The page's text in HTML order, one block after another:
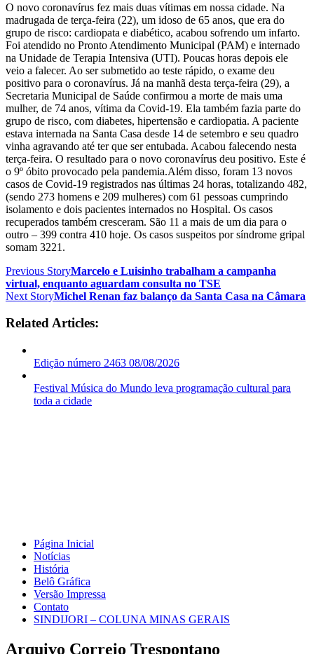
O novo coronavírus fez mais duas vítimas em nossa cidade. Na
madrugada de terça-feira (22), um idoso de 65 anos, que era do
grupo de risco: cardiopata e diabético, acabou sofrendo um infarto.
Foi atendido no Pronto Atendimento Municipal (PAM) e internado
na Unidade de Terapia Intensiva (UTI). Poucas horas depois ele
veio a falecer. Ao ser submetido ao teste rápido, o exame deu
positivo para o coronavírus. Já na manhã desta terça-feira (29), a
Secretaria Municipal de Saúde confirmou a morte de mais uma
mulher, de 74 anos, vítima da Covid-19. Ela também fazia parte do
grupo de risco, com diabetes, hipertensão e cardiopatia. A paciente
estava internada na Santa Casa desde 14 de setembro e seu quadro
vinha agravando até ter que ser entubada. Acabou falecendo nesta
terça-feira. O resultado para o novo coronavírus deu positivo. Este é
o 9º óbito provocado pela pandemia.Além disso, foram 13 novos
casos de Covid-19 registrados nas últimas 24 horas, totalizando 482,
(sendo 273 homens e 209 mulheres) com 61 pessoas cumprindo
isolamento e dois pacientes internados no Hospital. Os casos
recuperados também cresceram. São 11 a mais de um dia para o
outro – 399 contra 410 hoje. Os casos suspeitos por síndrome gripal
somam 3221.
Previous StoryMarcelo e Luisinho trabalham a campanha
virtual, enquanto aguardam consulta no TSE
Next StoryMichel Renan faz balanço da Santa Casa na Câmara
Related Articles:
Edição número 2463 08/08/2026
Festival Música do Mundo leva programação cultural para
toda a cidade
Página Inicial
Notícias
História
Belô Gráfica
Versão Impressa
Contato
SINDIJORI – COLUNA MINAS GERAIS
Arquivo Correio Trespontano